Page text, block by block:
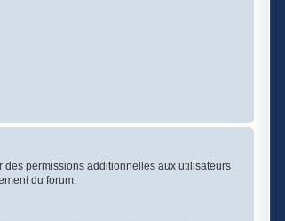
des permissions additionnelles aux utilisateurs
du forum.